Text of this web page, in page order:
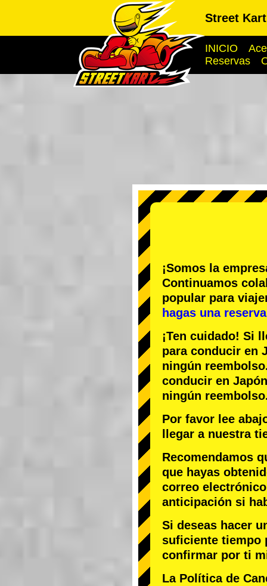
Street
INICIO
Reservas
¡Somos la
Continuamos
popular para
hagas una
¡Ten cuidado! Si
para conducir en
ningún
conducir en
ningún
Por favor lee
llegar a nuestra
Recomendamos
que hayas
correo
anticipación si
Si deseas hacer
suficiente tiempo
confirmar por ti
La Política de